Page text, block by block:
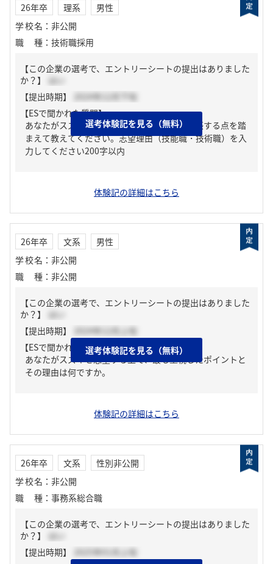
26年卒 理系
男性
学校名 ： 非公開
職種 ： 技術職採用
【この企業の選考で、エントリーシートの提出はありました
か？】
はい
【提出時期】
2024年12月下旬
【ESで聞かれた質問】
あなたがスズキを志望する理由について、共感する点を踏
まえて教えてください。志望理由（技能職・技術職）を入
力してください200字以内
体験記の詳細はこちら
選考体験記を見る（無料）
26年卒 文系
男性
学校名 ： 非公開
職種 ： 非公開
【この企業の選考で、エントリーシートの提出はありました
か？】
はい
【提出時期】
2024年12月上旬
【ESで聞かれた質問】
あなたがスズキを志望する上で、最も重視したポイントと
その理由は何ですか。
体験記の詳細はこちら
選考体験記を見る（無料）
26年卒 文系
性別非公開
学校名 ： 非公開
職種 ： 事務系総合職
【この企業の選考で、エントリーシートの提出はありました
か？】
はい
【提出時期】
2025年01月上旬